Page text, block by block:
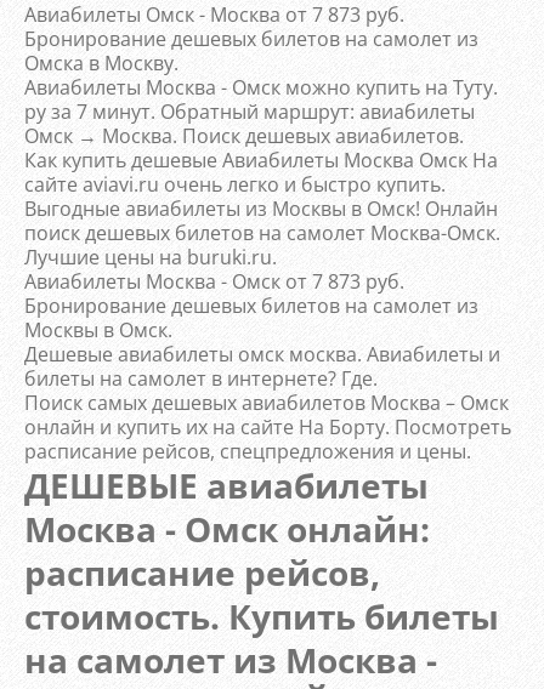
Авиабилеты Омск - Москва от 7 873 руб.
Бронирование дешевых билетов на самолет из
Омска в Москву.
Авиабилеты Москва - Омск можно купить на Туту.
ру за 7 минут. Обратный маршрут: авиабилеты
Омск → Москва. Поиск дешевых авиабилетов.
Как купить дешевые Авиабилеты Москва Омск На
сайте aviavi.ru очень легко и быстро купить.
Выгодные авиабилеты из Москвы в Омск! Онлайн
поиск дешевых билетов на самолет Москва-Омск.
Лучшие цены на buruki.ru.
Авиабилеты Москва - Омск от 7 873 руб.
Бронирование дешевых билетов на самолет из
Москвы в Омск.
Дешевые авиабилеты омск москва. Авиабилеты и
билеты на самолет в интернете? Где.
Поиск самых дешевых авиабилетов Москва – Омск
онлайн и купить их на сайте На Борту. Посмотреть
расписание рейсов, спецпредложения и цены.
ДЕШЕВЫЕ авиабилеты
Москва - Омск онлайн:
расписание рейсов,
стоимость. Купить билеты
на самолет из Москва -